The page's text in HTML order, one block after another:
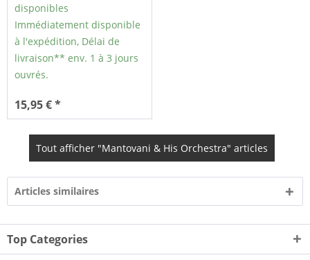
disponibles
Immédiatement disponible
à l'expédition, Délai de
livraison** env. 1 à 3 jours
ouvrés.
15,95 € *
Tout afficher "Mantovani & His Orchestra" articles
Articles similaires
Top Categories